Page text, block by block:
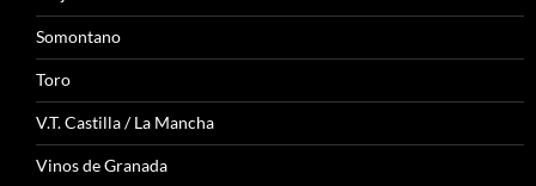
Somontano
Toro
V.T. Castilla / La Mancha
Vinos de Granada